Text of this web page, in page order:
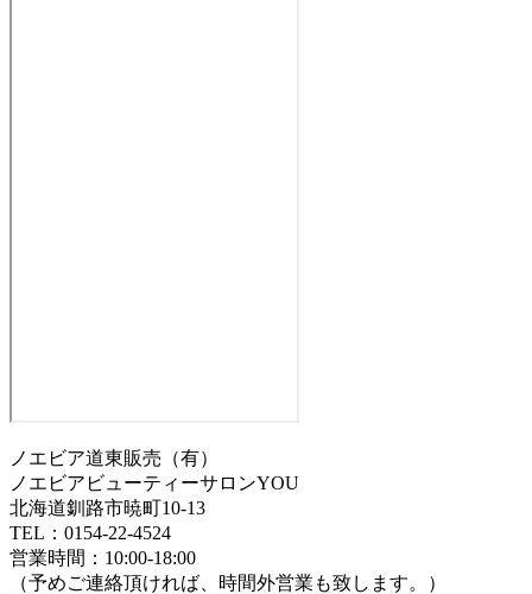
ノエビア道東販売（有）
ノエビアビューティーサロンYOU
北海道釧路市暁町10-13
TEL：0154-22-4524
営業時間：10:00-18:00
（予めご連絡頂ければ、時間外営業も致します。）